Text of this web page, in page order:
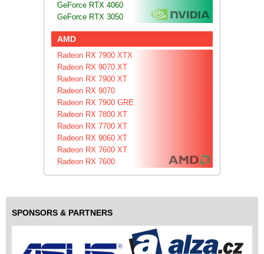
GeForce RTX 4060
GeForce RTX 3050
AMD
Radeon RX 7900 XTX
Radeon RX 9070 XT
Radeon RX 7900 XT
Radeon RX 9070
Radeon RX 7900 GRE
Radeon RX 7800 XT
Radeon RX 7700 XT
Radeon RX 9060 XT
Radeon RX 7600 XT
Radeon RX 7600
SPONSORS & PARTNERS